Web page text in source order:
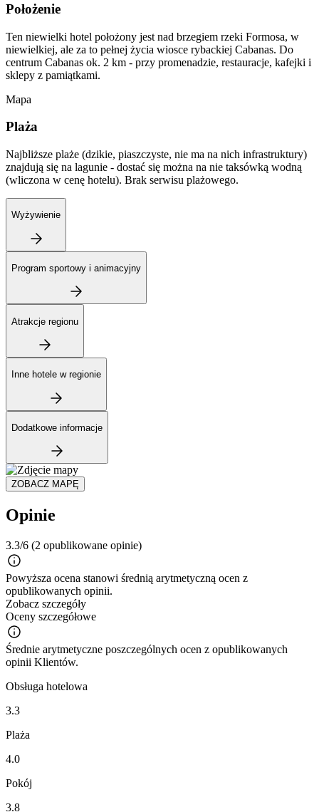
Położenie
Ten niewielki hotel położony jest nad brzegiem rzeki Formosa, w
niewielkiej, ale za to pełnej życia wiosce rybackiej Cabanas. Do
centrum Cabanas ok. 2 km - przy promenadzie, restauracje, kafejki i
sklepy z pamiątkami.
Mapa
Plaża
Najbliższe plaże (dzikie, piaszczyste, nie ma na nich infrastruktury)
znajdują się na lagunie - dostać się można na nie taksówką wodną
(wliczona w cenę hotelu). Brak serwisu plażowego.
Wyżywienie
Program sportowy i animacyjny
Atrakcje regionu
Inne hotele w regionie
Dodatkowe informacje
ZOBACZ MAPĘ
Opinie
3.3/6 (2 opublikowane opinie)
Powyższa ocena stanowi średnią arytmetyczną ocen z
opublikowanych opinii.
Zobacz szczegóły
Oceny szczegółowe
Średnie arytmetyczne poszczególnych ocen z opublikowanych
opinii Klientów.
Obsługa hotelowa
3.3
Plaża
4.0
Pokój
3.8